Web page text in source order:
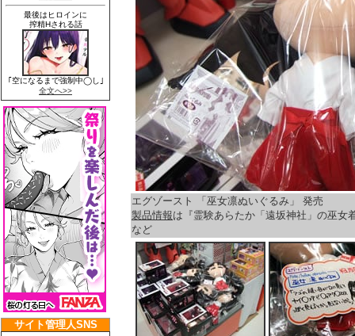
エグゾースト 「巫女凛ぬいぐるみ」 発売
製品情報は『霊験あらたか「遠坂神社」の巫女
など